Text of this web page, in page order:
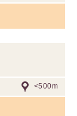
<500m